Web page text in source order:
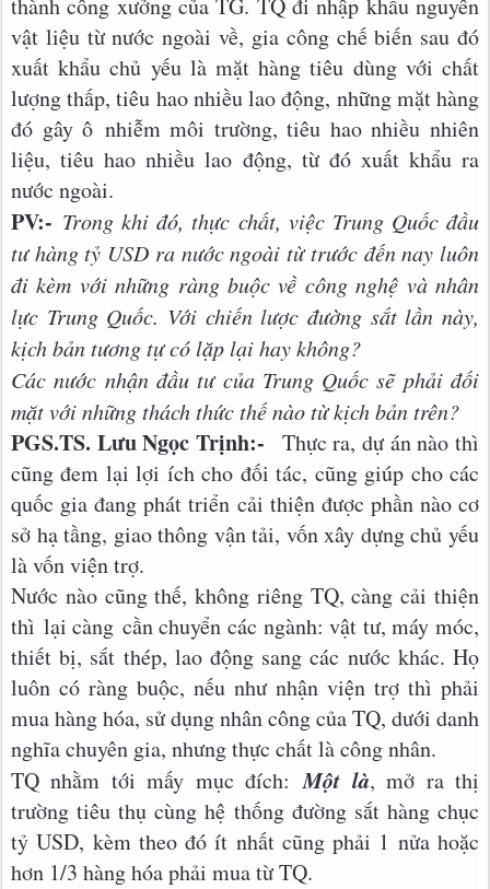
thành công xưởng của TG. TQ đi nhập khẩu nguyên
vật liệu từ nước ngoài về, gia công chế biến sau đó
xuất khẩu chủ yếu là mặt hàng tiêu dùng với chất
lượng thấp, tiêu hao nhiều lao động, những mặt hàng
đó gây ô nhiễm môi trường, tiêu hao nhiều nhiên
liệu, tiêu hao nhiều lao động, từ đó xuất khẩu ra
nước ngoài.
PV:- Trong khi đó, thực chất, việc Trung Quốc đầu
tư hàng tỷ USD ra nước ngoài từ trước đến nay luôn
đi kèm với những ràng buộc về công nghệ và nhân
lực Trung Quốc. Với chiến lược đường sắt lần này,
kịch bản tương tự có lặp lại hay không?
Các nước nhận đầu tư của Trung Quốc sẽ phải đối
mặt với những thách thức thế nào từ kịch bản trên?
PGS.TS. Lưu Ngọc Trịnh:-
Thực ra, dự án nào thì
cũng đem lại lợi ích cho đối tác, cũng giúp cho các
quốc gia đang phát triển cải thiện được phần nào cơ
sở hạ tầng, giao thông vận tải, vốn xây dựng chủ yếu
là vốn viện trợ.
Nước nào cũng thế, không riêng TQ, càng cải thiện
thì lại càng cần chuyển các ngành: vật tư, máy móc,
thiết bị, sắt thép, lao động sang các nước khác. Họ
luôn có ràng buộc, nếu như nhận viện trợ thì phải
mua hàng hóa, sử dụng nhân công của TQ, dưới danh
nghĩa chuyên gia, nhưng thực chất là công nhân.
TQ nhằm tới mấy mục đích:Một là, mở ra thị
trường tiêu thụ cùng hệ thống đường sắt hàng chục
tỷ USD, kèm theo đó ít nhất cũng phải 1 nửa hoặc
hơn 1/3 hàng hóa phải mua từ TQ.